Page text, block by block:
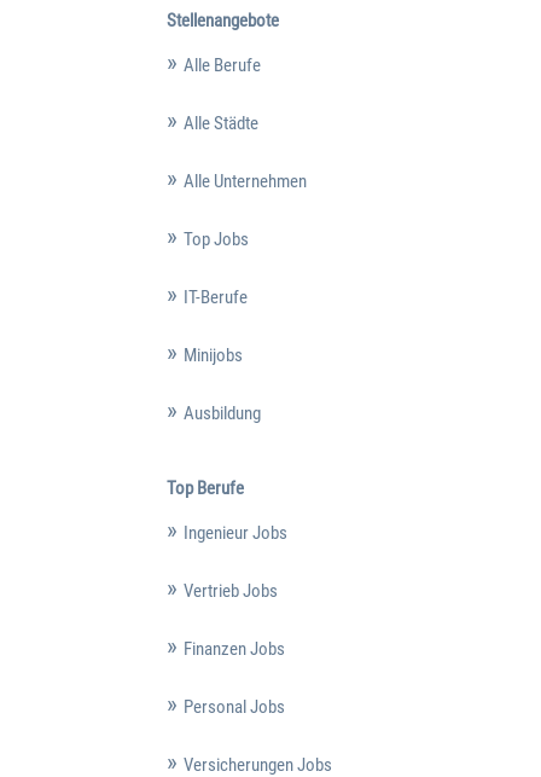
Stellenangebote
Alle Berufe
Alle Städte
Alle Unternehmen
Top Jobs
IT-Berufe
Minijobs
Ausbildung
Top Berufe
Ingenieur Jobs
Vertrieb Jobs
Finanzen Jobs
Personal Jobs
Versicherungen Jobs